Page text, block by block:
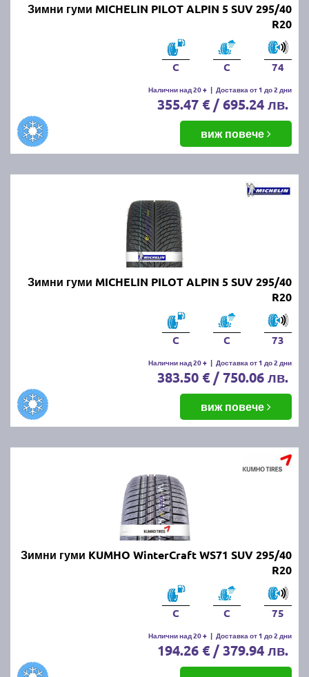
Зимни гуми MICHELIN PILOT ALPIN 5 SUV 295/40
R20
C C 74
Налични над 20 + | Доставка от 1 до 2 дни
355.47 € / 695.24 лв.
виж повече
Зимни гуми MICHELIN PILOT ALPIN 5 SUV 295/40
R20
C C 73
Налични над 20 + | Доставка от 1 до 2 дни
383.50 € / 750.06 лв.
виж повече
Зимни гуми KUMHO WinterCraft WS71 SUV 295/40
R20
C C 75
Налични над 20 + | Доставка от 1 до 2 дни
194.26 € / 379.94 лв.